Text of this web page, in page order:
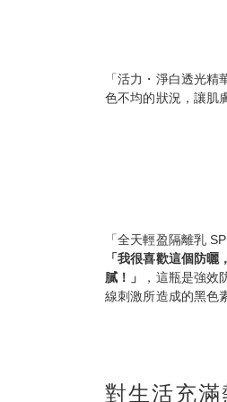
「活力・淨白透光
色不均的狀況，讓肌
「全天輕盈隔離乳
「我很喜歡這個防
膩！」
，這瓶是強效
線刺激所造成的黑色
對生活充滿